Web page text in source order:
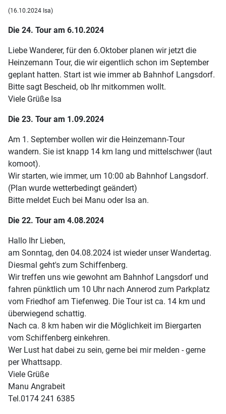
(16.10.2024 Isa)
Die 24. Tour am 6.10.2024
Liebe Wanderer, für den 6.Oktober planen wir jetzt die
Heinzemann Tour, die wir eigentlich schon im September
geplant hatten. Start ist wie immer ab Bahnhof Langsdorf.
Bitte sagt Bescheid, ob Ihr mitkommen wollt.
Viele Grüße Isa
Die 23. Tour am 1.09.2024
Am 1. September wollen wir die Heinzemann-Tour
wandern. Sie ist knapp 14 km lang und mittelschwer (laut
komoot).
Wir starten, wie immer, um 10:00 ab Bahnhof Langsdorf.
(Plan wurde wetterbedingt geändert)
Bitte meldet Euch bei Manu oder Isa an.
Die 22. Tour am 4.08.2024
Hallo Ihr Lieben,
am Sonntag, den 04.08.2024 ist wieder unser Wandertag.
Diesmal geht's zum Schiffenberg.
Wir treffen uns wie gewohnt am Bahnhof Langsdorf und
fahren pünktlich um 10 Uhr nach Annerod zum Parkplatz
vom Friedhof am Tiefenweg. Die Tour ist ca. 14 km und
überwiegend schattig.
Nach ca. 8 km haben wir die Möglichkeit im Biergarten
vom Schiffenberg einkehren.
Wer Lust hat dabei zu sein, gerne bei mir melden - gerne
per Whattsapp.
Viele Grüße
Manu Angrabeit
Tel.0174 241 6385